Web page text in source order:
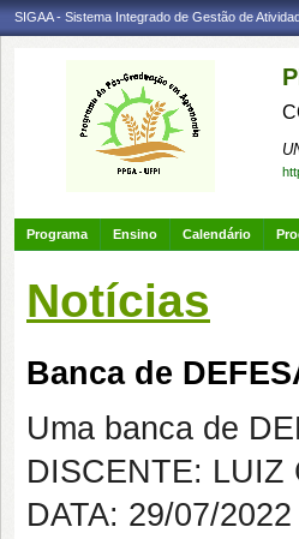
SIGAA - Sistema Integrado de Gestão de
Programa Ensino Calendário
Notícias
Banca de
Uma banca de
DISCENTE: LUIZ
DATA: 29/07/2022